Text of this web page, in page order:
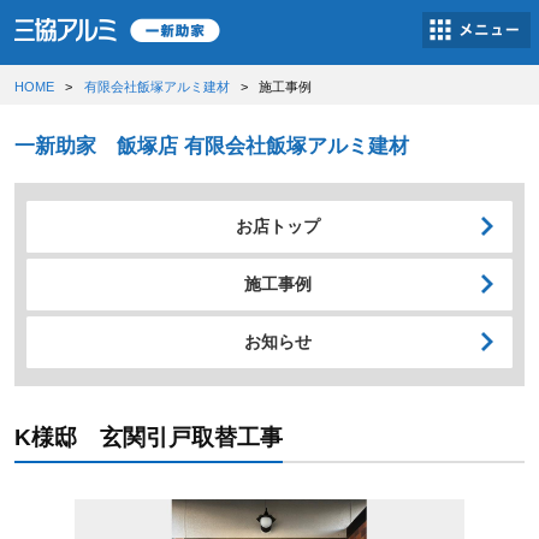
HOME 有限会社飯塚アルミ建材 施工事例
一新助家 飯塚店 有限会社飯塚アルミ建材
お店トップ
施工事例
お知らせ
K様邸 玄関引戸取替工事